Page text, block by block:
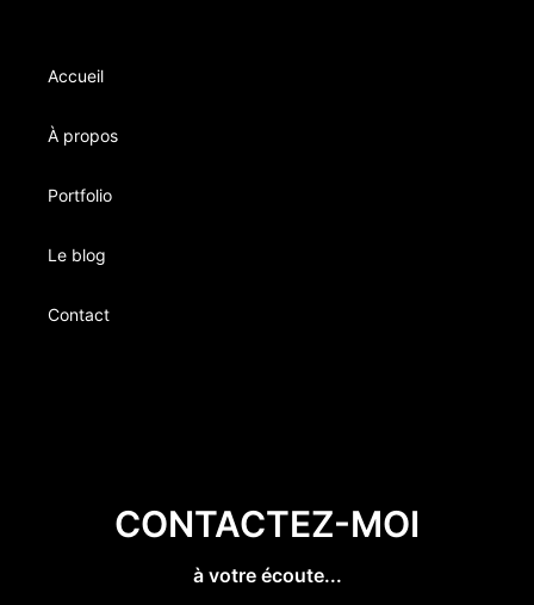
Accueil
À propos
Portfolio
Le blog
Contact
CONTACTEZ-MOI
à votre écoute...